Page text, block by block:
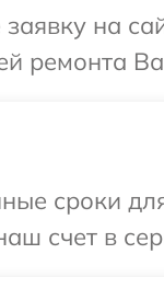
на
ремонта
сроки
счет в